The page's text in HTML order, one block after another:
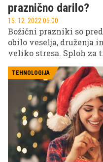
praznično darilo?
15. 12. 2022 05.00
Božični prazniki so
obilo veselja, druženja
veliko stresa. Sploh za
Da bi proces malo
petih prazničnih daril,
tehnološkega
TEHNOLOGIJA